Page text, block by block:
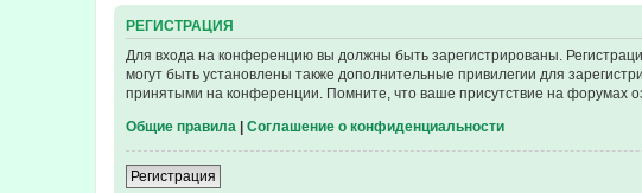
РЕГИСТРАЦИЯ
Для входа на конференцию вы должны быть зарегистрированы.
могут быть установлены также дополнительные привилегии для
принятыми на конференции. Помните, что ваше присутствие на форумах
Общие правила Соглашение о конфиденциальности
Регистрация